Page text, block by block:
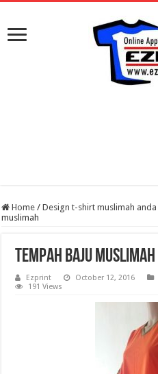
Home / Design t-shirt muslimah
muslimah
tempah baju muslimah
Ezprint October 12, 2016
191 Views